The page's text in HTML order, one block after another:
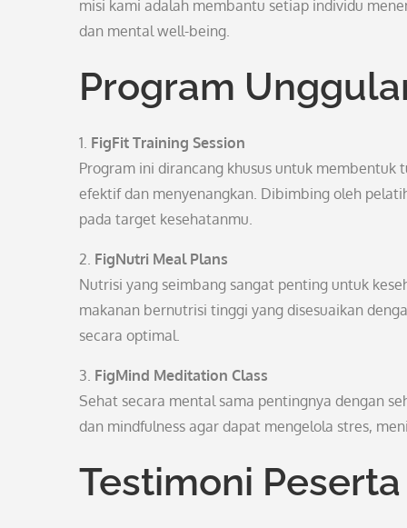
misi kami adalah membantu setiap individu
dan mental well-being.
Program
1. FigFit Training Session
Program ini dirancang khusus untuk
efektif dan menyenangkan. Dibimbing oleh
pada target kesehatanmu.
2. FigNutri Meal Plans
Nutrisi yang seimbang sangat penting untuk
makanan bernutrisi tinggi yang disesuaikan
secara optimal.
3. FigMind Meditation Class
Sehat secara mental sama pentingnya dengan
dan mindfulness agar dapat mengelola stres,
Testimoni Peserta